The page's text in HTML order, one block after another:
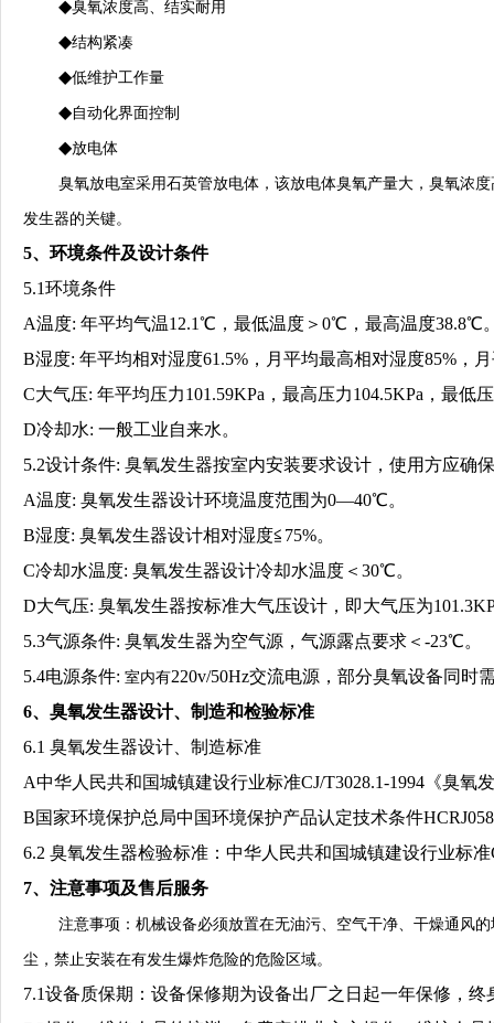
◆臭氧浓度高、结实耐用
◆结构紧凑
◆低维护工作量
◆自动化界面控制
◆放电体
臭氧放电室采用石英管放电体，该放电体臭氧产量大，臭氧浓
发生器的关键。
5、环境条件及设计条件
5.1环境条件
A温度: 年平均气温12.1℃，最低温度＞0℃，最高温度38.8℃
B湿度: 年平均相对湿度61.5%，月平均最高相对湿度85%，
C大气压: 年平均压力101.59KPa，最高压力104.5KPa，最低
D冷却水: 一般工业自来水。
5.2设计条件: 臭氧发生器按室内安装要求设计，使用方应确
A温度: 臭氧发生器设计环境温度范围为0—40℃。
B湿度: 臭氧发生器设计相对湿度≦75%。
C冷却水温度: 臭氧发生器设计冷却水温度＜30℃。
D大气压: 臭氧发生器按标准大气压设计，即大气压为
5.3气源条件: 臭氧发生器为空气源，气源露点要求＜-23℃。
5.4电源条件: 室内有220v/50Hz交流电源，部分臭氧设备同时
6、臭氧发生器设计、制造和检验标准
6.1 臭氧发生器设计、制造标准
A中华人民共和国城镇建设行业标准CJ/T3028.1-1994《臭氧
B国家环境保护总局中国环境保护产品认定技术条件
6.2 臭氧发生器检验标准：中华人民共和国城镇建设行业标
7、注意事项及售后服务
注意事项：机械设备必须放置在无油污、空气干净、干燥通风
尘，禁止安装在有发生爆炸危险的危险区域。
7.1设备质保期：设备保修期为设备出厂之日起一年保修，终